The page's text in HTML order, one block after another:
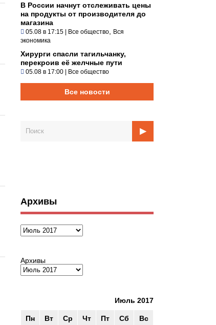
В России начнут отслеживать цены
на продукты от производителя до
магазина
05.08 в 17:15 | Все общество
Вся
экономика
Хирурги спасли тагильчанку,
перекроив её желчные пути
05.08 в 17:00 | Все общество
Все новости
Архивы
Архивы
Архивы
Июль 2017
Пн Вт Ср Чт Пт Сб Вс